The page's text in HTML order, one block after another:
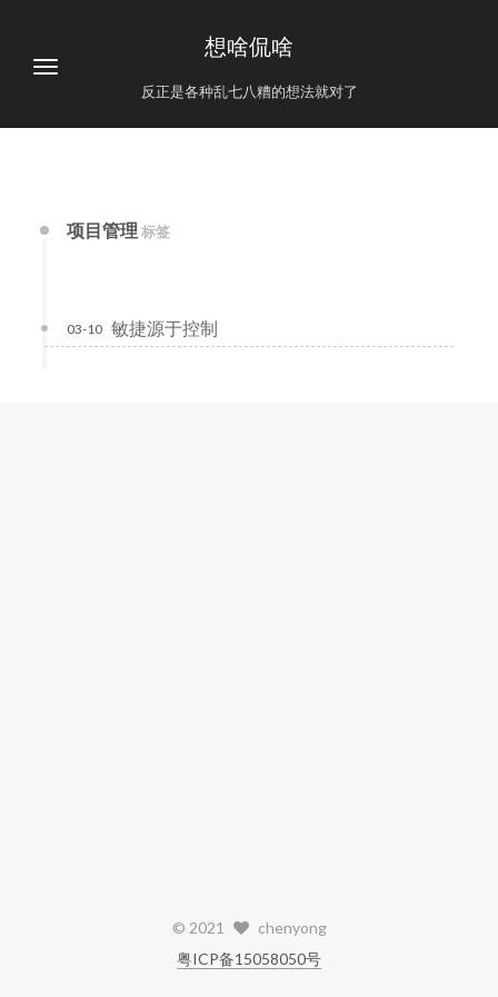
想啥侃啥
反正是各种乱七八糟的想法就对了
项目管理 标签
敏捷源于控制
03-10
© 2021
chenyong
粤ICP备15058050号